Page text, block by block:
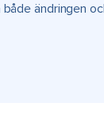
ändringen